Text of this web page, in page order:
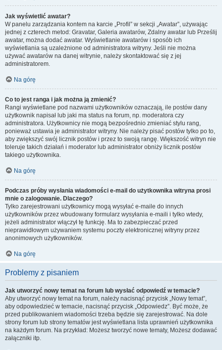
Jak wyświetlić awatar?
W panelu zarządzania kontem na karcie „Profil” w sekcji „Awatar”, używając
jednej z czterech metod: Gravatar, Galeria awatarów, Zdalny awatar lub Prześlij
awatar, można dodać awatar. Wyświetlanie awatarów i sposób ich
wyświetlania są uzależnione od administratora witryny. Jeśli nie można
używać awatarów na danej witrynie, należy skontaktować się z jej
administratorem.
Na górę
Co to jest ranga i jak można ją zmienić?
Rangi wyświetlane pod nazwami użytkowników oznaczają, ile postów dany
użytkownik napisał lub jaki ma status na forum, np. moderatora czy
administratora. Użytkownicy nie mogą bezpośrednio zmieniać stylu rang,
ponieważ ustawia je administrator witryny. Nie należy pisać postów tylko po to,
aby zwiększyć swój licznik postów i przez to swoją rangę. Większość witryn nie
toleruje takich działań i moderator lub administrator obniży licznik postów
takiego użytkownika.
Na górę
Podczas próby wysłania wiadomości e-mail do użytkownika witryna prosi
mnie o zalogowanie. Dlaczego?
Tylko zarejestrowani użytkownicy mogą wysyłać e-maile do innych
użytkowników przez wbudowany formularz wysyłania e-maili i tylko wtedy,
jeżeli administrator włączył tę funkcję. Ma to zabezpieczać przed
nieprawidłowym używaniem systemu poczty elektronicznej witryny przez
anonimowych użytkowników.
Na górę
Problemy z pisaniem
Jak utworzyć nowy temat na forum lub wysłać odpowiedź w temacie?
Aby utworzyć nowy temat na forum, należy nacisnąć przycisk „Nowy temat”,
aby odpowiedzieć w temacie, nacisnąć przycisk „Odpowiedz”. Być może, że
przed publikowaniem wiadomości trzeba będzie się zarejestrować. Na dole
strony forum lub strony tematów jest wyświetlana lista uprawnień użytkownika
na każdym forum. Na przykład: Możesz tworzyć nowe tematy, Możesz dodawać
załączniki itp.